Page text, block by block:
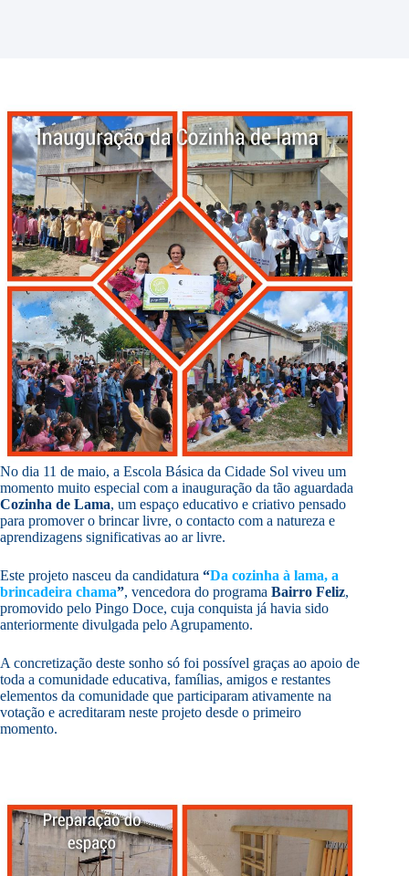
No dia 11 de maio, a Escola Básica da Cidade Sol viveu um
momento muito especial com a inauguração da tão aguardada
Cozinha de Lama, um espaço educativo e criativo pensado
para promover o brincar livre, o contacto com a natureza e
aprendizagens significativas ao ar livre.
Este projeto nasceu da candidatura “Da cozinha à lama, a
brincadeira chama”, vencedora do programa Bairro Feliz,
promovido pelo Pingo Doce, cuja conquista já havia sido
anteriormente divulgada pelo Agrupamento.
A concretização deste sonho só foi possível graças ao apoio de
toda a comunidade educativa, famílias, amigos e restantes
elementos da comunidade que participaram ativamente na
votação e acreditaram neste projeto desde o primeiro
momento.